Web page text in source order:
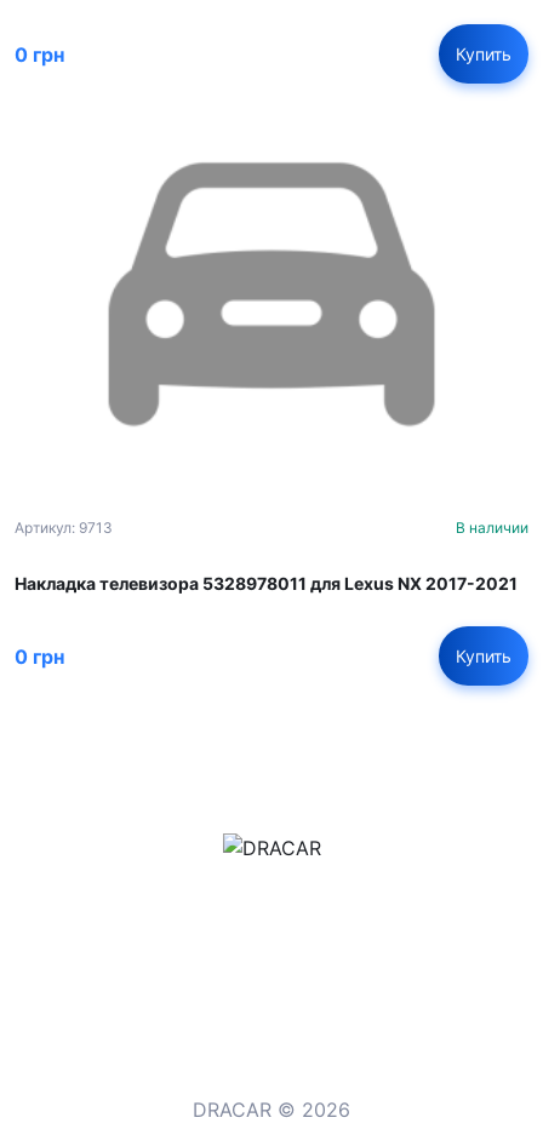
0 грн Купить
Артикул: 9713 В наличии
Накладка телевизора 5328978011 для Lexus NX 2017-2021
0 грн Купить
DRACAR © 2026